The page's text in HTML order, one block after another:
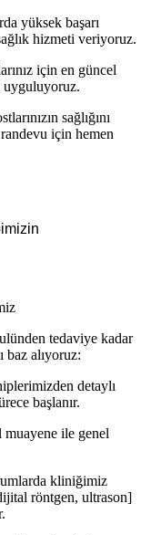
yüksek başarı
hizmeti veriyoruz.
için en güncel
uyguluyoruz.
sağlığını
için hemen
tedaviye kadar
baz alıyoruz:
detaylı
başlanır.
ile genel
kliniğimiz
röntgen, ultrason]